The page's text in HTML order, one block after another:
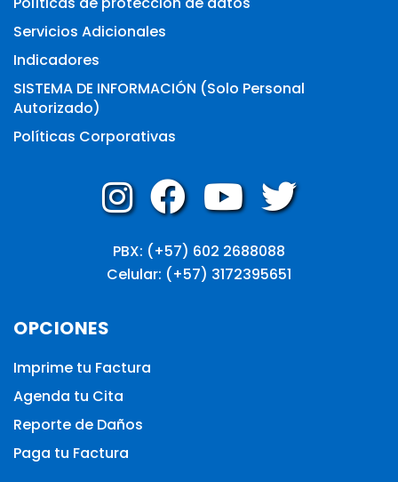
Servicios Adicionales
Indicadores
SISTEMA DE INFORMACIÓN (Solo Personal
Autorizado)
Políticas Corporativas
PBX: (+57) 602 2688088
Celular: (+57) 3172395651
OPCIONES
Imprime tu Factura
Agenda tu Cita
Reporte de Daños
Paga tu Factura